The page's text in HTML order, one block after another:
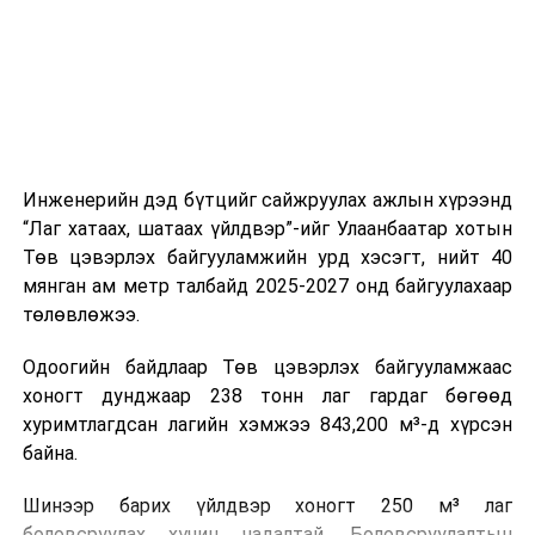
өдөр тутмын ажлын бэлэн байдлыг хангах зэрэг
практик ур чадварыг сургалтын хөтөлбөрт тусгажээ.
Сургалтыг танилцуулах лекц, асуулт-хариулт,
жишээнд суурилсан сургалт, багаар ажиллах дасгал,
танилцах, онцгой нөхцөлд ажиллах дадлага зэрэг
онол, практик хосолсон хэлбэрээр зохион байгуулж
байна.
зохион байгуулах Үндэсний хорооны Ажлын алба,
Инженерийн дэд бүтцийг сайжруулах ажлын хүрээнд
“Лаг хатаах, шатаах үйлдвэр”-ийг Улаанбаатар хотын
Төв цэвэрлэх байгууламжийн урд хэсэгт, нийт 40
мянган ам метр талбайд 2025-2027 онд байгуулахаар
төлөвлөжээ.
Одоогийн байдлаар Төв цэвэрлэх байгууламжаас
хоногт дунджаар 238 тонн лаг гардаг бөгөөд
хуримтлагдсан лагийн хэмжээ 843,200 м³-д хүрсэн
байна.
Шинээр барих үйлдвэр хоногт 250 м³ лаг